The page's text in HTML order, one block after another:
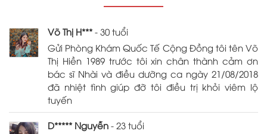
Võ Thị H*** - 30 tuổi
Gửi Phòng Khám Quốc Tế Cộng Đồng tôi tên Võ
Thị Hiền 1989 trước tôi xin chân thành cảm ơn
bác sĩ Nhài và điều dưỡng ca ngày 21/08/2018
đã nhiệt tình giúp đỡ tôi điều trị khỏi viêm lộ
tuyến
D***** Nguyễn - 23 tuổi